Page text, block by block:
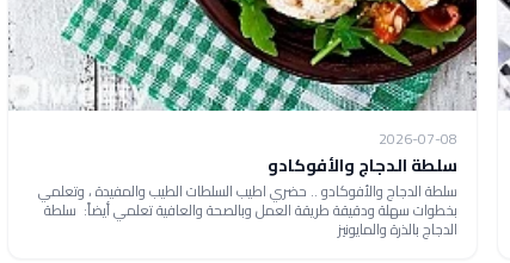
2026-07-08
سلطة الدجاج والأفوكادو
سلطة الدجاج والأفوكادو .. حضري اطيب السلطات الطيب والمفيدة ، وتعلمي
بخطوات سهلة ودقيقة طريقة العمل وبالصحة والعافية تعلمي أيضاً: سلطة
الدجاج بالذرة والمايونيز